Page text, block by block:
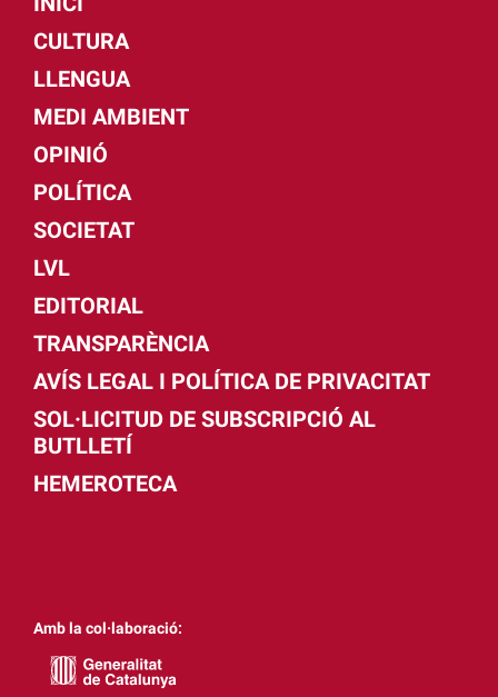
CULTURA
LLENGUA
MEDI AMBIENT
OPINIÓ
POLÍTICA
SOCIETAT
LVL
EDITORIAL
TRANSPARÈNCIA
AVÍS LEGAL I POLÍTICA DE PRIVACITAT
SOL·LICITUD DE SUBSCRIPCIÓ AL
BUTLLETÍ
HEMEROTECA
Amb la col·laboració: